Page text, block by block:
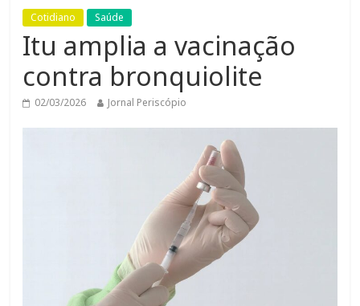
Cotidiano Saúde
Itu amplia a vacinação
contra bronquiolite
02/03/2026 Jornal Periscópio